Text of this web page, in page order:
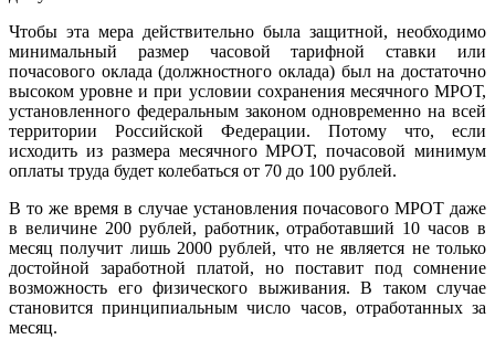
Чтобы эта мера действительно была защитной, необходимо
минимальный размер часовой тарифной ставки или
почасового оклада (должностного оклада) был на достаточно
высоком уровне и при условии сохранения месячного МРОТ,
установленного федеральным законом одновременно на всей
территории Российской Федерации. Потому что, если
исходить из размера месячного МРОТ, почасовой минимум
оплаты труда будет колебаться от 70 до 100 рублей.
В то же время в случае установления почасового МРОТ даже
в величине 200 рублей, работник, отработавший 10 часов в
месяц получит лишь 2000 рублей, что не является не только
достойной заработной платой, но поставит под сомнение
возможность его физического выживания. В таком случае
становится принципиальным число часов, отработанных за
месяц.